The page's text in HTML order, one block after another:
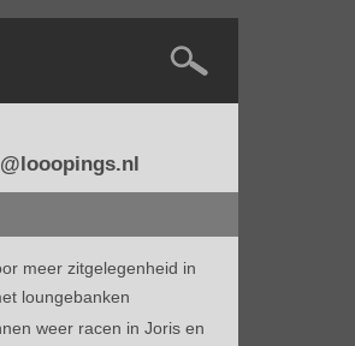
meer zitgelegenheid in
loungebanken
weer racen in Joris en